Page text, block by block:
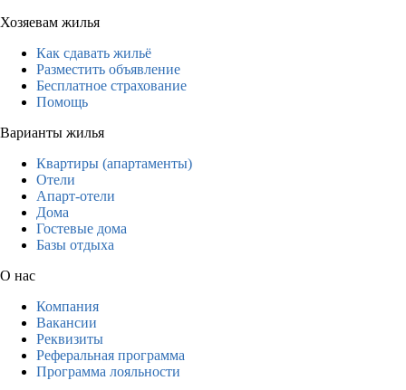
Хозяевам жилья
Как сдавать жильё
Разместить объявление
Бесплатное страхование
Помощь
Варианты жилья
Квартиры (апартаменты)
Отели
Апарт-отели
Дома
Гостевые дома
Базы отдыха
О нас
Компания
Вакансии
Реквизиты
Реферальная программа
Программа лояльности